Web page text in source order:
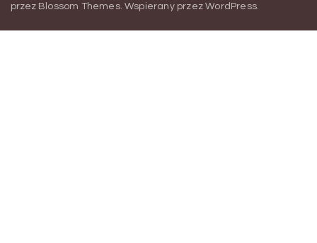
przez Blossom Themes. Wspierany przezWordPress.